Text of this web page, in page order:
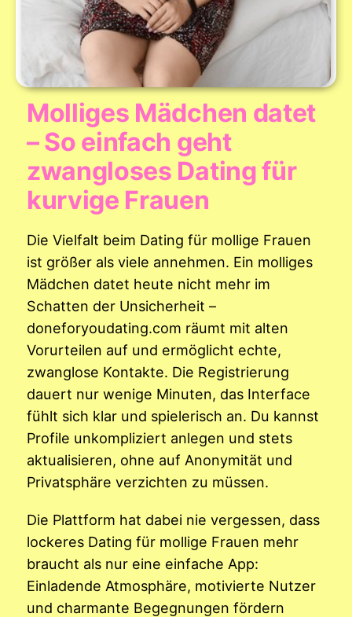
Molliges Mädchen datet
– So einfach geht
zwangloses Dating für
kurvige Frauen
Die Vielfalt beim Dating für mollige Frauen
ist größer als viele annehmen. Ein molliges
Mädchen datet heute nicht mehr im
Schatten der Unsicherheit –
doneforyoudating.com räumt mit alten
Vorurteilen auf und ermöglicht echte,
zwanglose Kontakte. Die Registrierung
dauert nur wenige Minuten, das Interface
fühlt sich klar und spielerisch an. Du kannst
Profile unkompliziert anlegen und stets
aktualisieren, ohne auf Anonymität und
Privatsphäre verzichten zu müssen.
Die Plattform hat dabei nie vergessen, dass
lockeres Dating für mollige Frauen mehr
braucht als nur eine einfache App:
Einladende Atmosphäre, motivierte Nutzer
und charmante Begegnungen fördern